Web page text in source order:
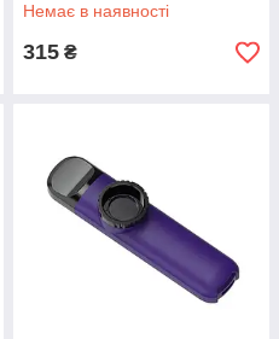
Немає в наявності
315 ₴